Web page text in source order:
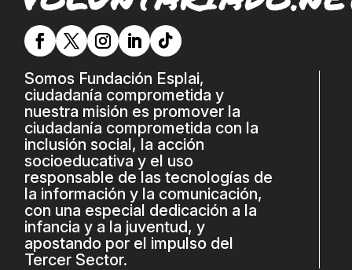
Somos Fundación Esplai,
ciudadanía comprometida y
nuestra misión es promover la
ciudadanía comprometida con la
inclusión social, la acción
socioeducativa y el uso
responsable de las tecnologías de
la información y la comunicación,
con una especial dedicación a la
infancia y a la juventud, y
apostando por el impulso del
Tercer Sector.